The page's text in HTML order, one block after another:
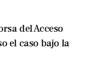
del Acceso
el caso bajo la